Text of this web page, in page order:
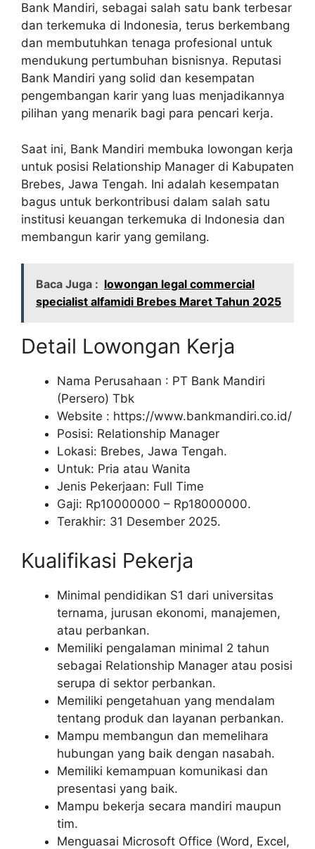
Bank Mandiri, sebagai salah satu bank terbesar
dan terkemuka di Indonesia, terus berkembang
dan membutuhkan tenaga profesional untuk
mendukung pertumbuhan bisnisnya. Reputasi
Bank Mandiri yang solid dan kesempatan
pengembangan karir yang luas menjadikannya
pilihan yang menarik bagi para pencari kerja.
Saat ini, Bank Mandiri membuka lowongan kerja
untuk posisi Relationship Manager di Kabupaten
Brebes, Jawa Tengah. Ini adalah kesempatan
bagus untuk berkontribusi dalam salah satu
institusi keuangan terkemuka di Indonesia dan
membangun karir yang gemilang.
Baca Juga : lowongan legal commercial
specialist alfamidi Brebes Maret Tahun 2025
Detail Lowongan Kerja
Nama Perusahaan : PT Bank Mandiri
(Persero) Tbk
Website : https://www.bankmandiri.co.id/
Posisi: Relationship Manager
Lokasi: Brebes, Jawa Tengah.
Untuk: Pria atau Wanita
Jenis Pekerjaan: Full Time
Gaji: Rp10000000 – Rp18000000.
Terakhir: 31 Desember 2025.
Kualifikasi Pekerja
Minimal pendidikan S1 dari universitas
ternama, jurusan ekonomi, manajemen,
atau perbankan.
Memiliki pengalaman minimal 2 tahun
sebagai Relationship Manager atau posisi
serupa di sektor perbankan.
Memiliki pengetahuan yang mendalam
tentang produk dan layanan perbankan.
Mampu membangun dan memelihara
hubungan yang baik dengan nasabah.
Memiliki kemampuan komunikasi dan
presentasi yang baik.
Mampu bekerja secara mandiri maupun
tim.
Menguasai Microsoft Office (Word, Excel,